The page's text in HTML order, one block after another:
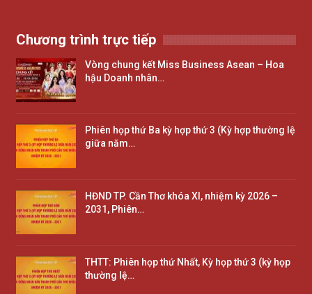
Chương trình trực tiếp
Vòng chung kết Miss Business Asean – Hoa
hậu Doanh nhân…
Phiên họp thứ Ba kỳ hợp thứ 3 (Kỳ hợp thường lệ
giữa năm…
HĐND TP. Cần Thơ khóa XI, nhiệm kỳ 2026 –
2031, Phiên…
THTT: Phiên họp thứ Nhất, Kỳ họp thứ 3 (kỳ họp
thường lệ…